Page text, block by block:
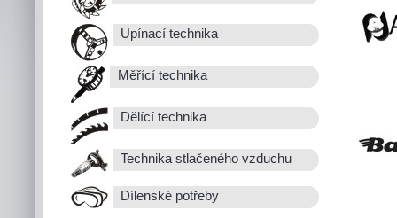
Upínací technika
Měřící technika
Dělící technika
Technika stlačeného vzduchu
Dílenské potřeby